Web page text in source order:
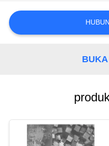
KASUS